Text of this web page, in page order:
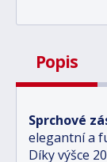
Popis
Sprchové
elegantní a
Díky výšce